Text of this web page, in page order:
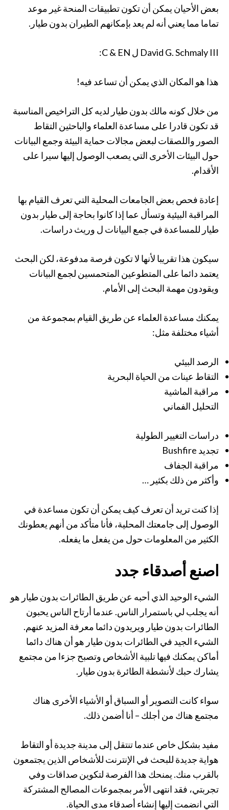
بعض الأحيان يمكن أن تكون تطبيقات المنحة غير موعد
تماما مما يعني أنه لم يعد بإمكانهم الطيران بدون طيار.
David G. Schmaly III ل C & EN:
هذا هو المكان الذي يمكن أن تساعد فيه!
من خلال كونه مالك بدون طيار لديه كل التراخيص المناسبة
قد تكون قادرا على مساعدة العلماء والباحثين التقاط
الصور واللصقات لبعض مجالات حماية البيئة وجمع البيانات
حول البيئات الأخرى التي يصعب الوصول إليها سيرا على
الأقدام.
إعادة فحص بعض الجامعات المحلية التي تعرف القيام بها
المراقبة البيئية وتسأل عما إذا كانوا بحاجة إلى طيار بدون
طيار للمساعدة في جمع البيانات ل وريث دراسات.
سيكون هذا تقريبا لأنها لا تكون فرصة مدفوعة، لكن البحث
يعتمد دائما على المتطوعين المتحمسين لجمع البيانات
ويقودون مهمة البحث إلى الأمام.
يمكنك مساعدة العلماء عن طريق القيام بمجموعة من
أشياء مختلفة مثل:
الرصد البيئي
التقاط عينات من الحياة البحرية
مراقبة الماشية
التحليل الفماني
دراسات التغيير الطولية
تجديد Bushfire
مراقبة الجفاف
وأكثر من ذلك بكثير …
إذا كنت تريد أن تعرف كيف يمكن أن تكون مساعدة في
الوصول إلى جامعتك المحلية، فأنا متأكد من أنهم يعطونك
الكثير من المعلومات حول من يفعل ما يفعله.
اصنع أصدقاء جدد
الشيء الوحيد الذي أحبه عن طريق الطائرات بدون طيار هو
أنه يجلب لي باستمرار الناس. عندما أرتاح الناس يحبون
الطائرات بدون طيار ويريدون دائما معرفة المزيد عنهم.
الشيء الجيد في الطائرات بدون طيار هو أن هناك دائما
أماكن يمكنك فيها تلبية الأشخاص وتصبح جزءا من مجتمع
يشارك حبك لأنشطة الطائرة بدون طيار.
سواء كانت التصوير أو السباق أو الأشياء الأخرى هناك
مجتمع هناك من أجلك – أنا أضمن ذلك.
مفيد بشكل خاص عندما تنتقل إلى مدينة جديدة أو التقاط
هواية جديدة للبحث في الإنترنت للأشخاص الذين يجتمعون
بالقرب منك. يمنحك هذا الفرصة لتكوين صداقات وفي
تجربتي، فقد انتهى الأمر بمجموعات المصالح المشتركة
التي انضمت إليها إنشاء أصدقاء مدى الحياة.